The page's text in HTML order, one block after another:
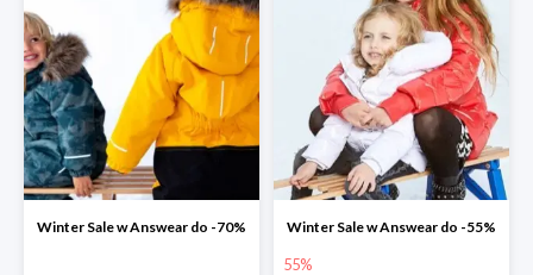
Winter Sale w Answear do -70% Winter Sale w Answear do -55%
55%